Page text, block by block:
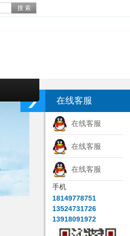
在线客服
在线客服
在线客服
在线客服
手机
18149778751
13524731726
13918091972